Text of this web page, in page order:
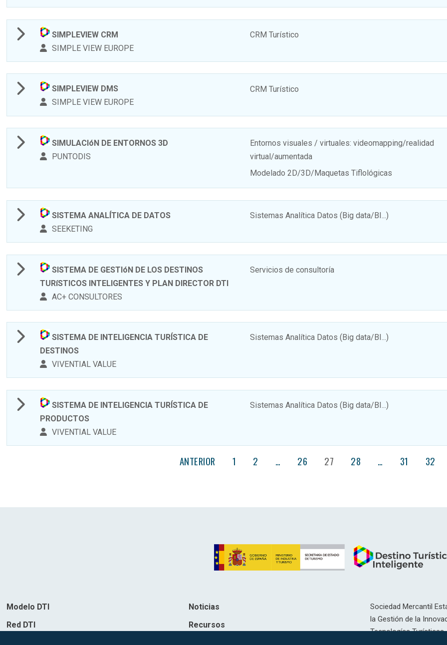
SIMPLEVIEW CRM
SIMPLE VIEW EUROPE
CRM Turístico
SIMPLEVIEW DMS
SIMPLE VIEW EUROPE
CRM Turístico
SIMULACIóN DE ENTORNOS 3D
PUNTODIS
Entornos visuales / virtuales: videomapping/realidad
virtual/aumentada
Modelado 2D/3D/Maquetas Tiflológicas
SISTEMA ANALÍTICA DE DATOS
SEEKETING
Sistemas Analítica Datos (Big data/BI...)
SISTEMA DE GESTIóN DE LOS DESTINOS
TURíSTICOS INTELIGENTES Y PLAN DIRECTOR DTI
AC+ CONSULTORES
Servicios de consultoría
SISTEMA DE INTELIGENCIA TURÍSTICA DE
DESTINOS
VIVENTIAL VALUE
Sistemas Analítica Datos (Big data/BI...)
SISTEMA DE INTELIGENCIA TURÍSTICA DE
PRODUCTOS
VIVENTIAL VALUE
Sistemas Analítica Datos (Big data/BI...)
ANTERIOR 1 2 … 26 27 28 … 31 32
Modelo DTI
Red DTI
Noticias
Recursos
Sociedad Mercantil
la Gestión de la
Tecnologías Turísticas,